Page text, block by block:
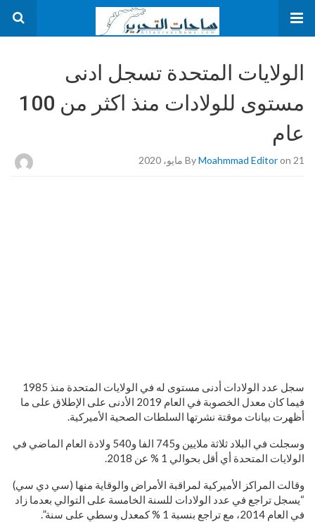
الولايات المتحدة تسجل ادنى
مستوى للولادات منذ اكثر من 100
عام
ByMoahmmad Editoron 21 مايو، 2020
سجل عدد الولادات أدنى مستوى له في الولايات المتحدة منذ 1985
فيما كان معدل الخصوبة في العام 2019 الأدنى على الإطلاق على ما
أظهرت بيانات موقتة نشرتها السلطات الصحية الأميركية.
وسجلت في البلاد ثلاثة ملايين و745 الفا و540 ولادة العام الماضي في
الولايات المتحدة أي أقل بحوالي 1 % عن 2018.
وقالت المراكز الأميركية لمراقبة الأمراض والوقاية منها (سي دي سي)
“يسجل تراجع في عدد الولادات للسنة الخامسة على التوالي بعدما زاد
في العام 2014، مع تراجع بنسبة 1 % كمعدل وسطي على سنة”.